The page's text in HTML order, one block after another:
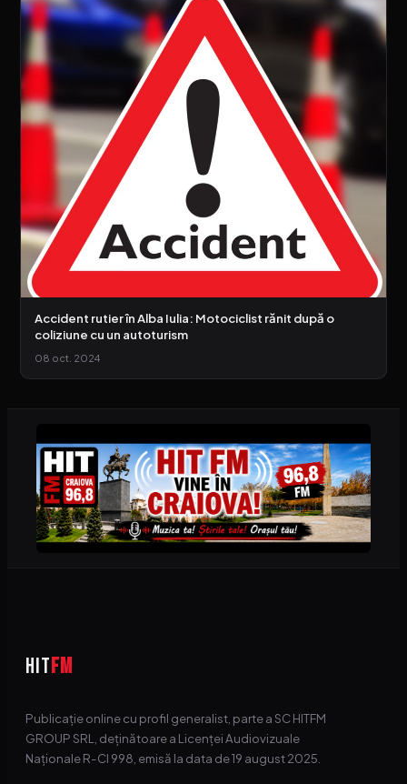
Accident rutier în Alba Iulia: Motociclist rănit după o
coliziune cu un autoturism
08 oct. 2024
HITFM
Publicație online cu profil generalist, parte a SC HITFM
GROUP SRL, deținătoare a Licenței Audiovizuale
Naționale R-CI 998, emisă la data de 19 august 2025.